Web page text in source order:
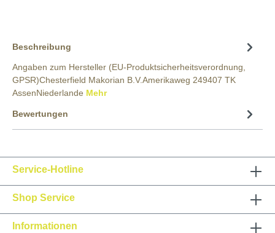
Beschreibung
Angaben zum Hersteller (EU-Produktsicherheitsverordnung,
GPSR)Chesterfield Makorian B.V.Amerikaweg 249407 TK
AssenNiederlande Mehr
Bewertungen
Service-Hotline
Shop Service
Informationen